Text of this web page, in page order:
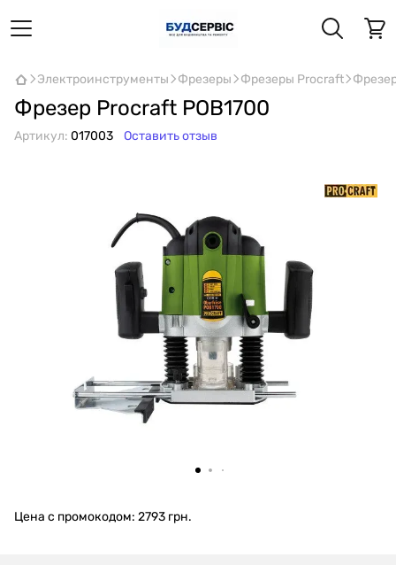
Электроинструменты Фрезеры Фрезеры Procraft
Фрезер Procraft POB1700
Артикул: 017003 Оставить отзыв
Цена с промокодом: 2793 грн.